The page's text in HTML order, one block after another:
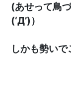
(あせって鳥
(‘Д’)）
しかも勢い